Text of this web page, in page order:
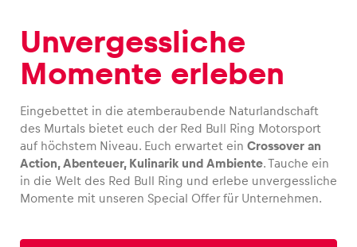
Seiten
Alle anzeigen
Unvergessliche
Momente erleben
Eingebettet in die atemberaubende Naturlandschaft
des Murtals bietet euch der Red Bull Ring Motorsport
auf höchstem Niveau. Euch erwartet ein Crossover an
Action, Abenteuer, Kulinarik und Ambiente. Tauche ein
in die Welt des Red Bull Ring und erlebe unvergessliche
Momente mit unseren Special Offer für Unternehmen.